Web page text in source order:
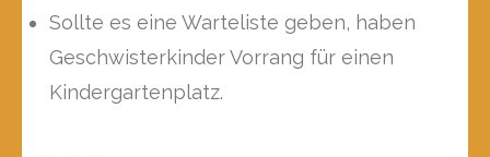
Sollte es eine Warteliste geben, haben
Geschwisterkinder Vorrang für einen
Kindergartenplatz.